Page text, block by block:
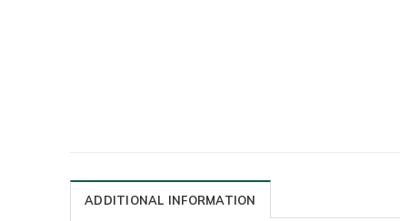
ADDITIONAL INFORMATION